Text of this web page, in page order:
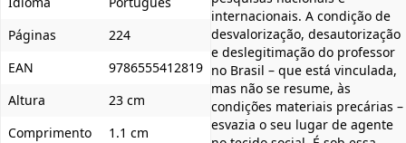
Páginas
224
EAN
9786555412819
Altura
23 cm
Comprimento
1.1 cm
internacionais. A condição de
desvalorização, desautorização
e deslegitimação do professor
no Brasil – que está vinculada,
mas não se resume, às
condições materiais precárias –
esvazia o seu lugar de agente